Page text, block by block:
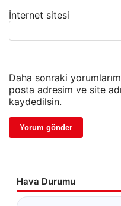
İnternet sitesi
Daha sonraki
posta adresim ve site
kaydedilsin.
Hava Durumu